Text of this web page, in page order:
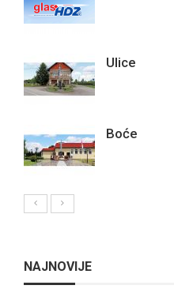
Ulice
Boće
NAJNOVIJE